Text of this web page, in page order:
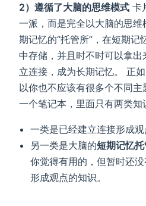
2）遵循了大脑的思维模式 卡
一派，而是完全以大脑的思
期记忆的“托管所”，在短期记
中存储，并且时不时可以拿
立连接，成为长期记忆。 正
以你也不应该有很多个不同
一个笔记本，里面只有两类知
一类是已经建立连接形成
另一类是大脑的短期记忆
你觉得有用的，但暂时还
形成观点的知识。